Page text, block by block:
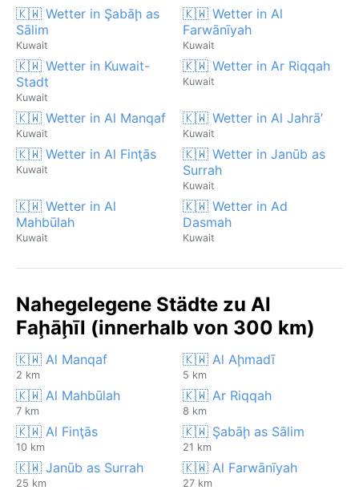
🇰🇼 Wetter in Şabāḩ as
Sālim
Kuwait
🇰🇼 Wetter in Al
Farwānīyah
Kuwait
🇰🇼 Wetter in Kuwait-
Stadt
Kuwait
🇰🇼 Wetter in Ar Riqqah
Kuwait
🇰🇼 Wetter in Al Manqaf
Kuwait
🇰🇼 Wetter in Al Jahrā’
Kuwait
🇰🇼 Wetter in Al Finţās
Kuwait
🇰🇼 Wetter in Janūb as
Surrah
Kuwait
🇰🇼 Wetter in Al
Mahbūlah
Kuwait
🇰🇼 Wetter in Ad
Dasmah
Kuwait
Nahegelegene Städte zu Al
Faḩāḩīl (innerhalb von 300 km)
🇰🇼 Al Manqaf
2 km
🇰🇼 Al Aḩmadī
5 km
🇰🇼 Al Mahbūlah
7 km
🇰🇼 Ar Riqqah
8 km
🇰🇼 Al Finţās
10 km
🇰🇼 Şabāḩ as Sālim
21 km
🇰🇼 Janūb as Surrah
25 km
🇰🇼 Al Farwānīyah
27 km